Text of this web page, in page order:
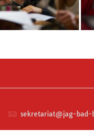
sekretariat@jag-bad-